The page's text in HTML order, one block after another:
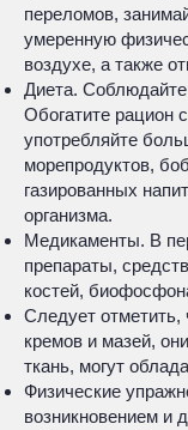
переломов,
умеренную
воздухе, а также
Диета.
Обогатите рацион
употребляйте
морепродуктов,
газированных
организма.
Медикаменты. В
препараты,
костей,
Следует отметить,
кремов и мазей,
ткань, могут
Физические
возникновением и